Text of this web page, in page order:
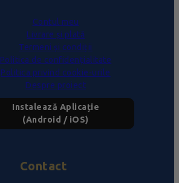
Contul meu
Livrare și plată
Termeni și condiții
Politica de confidențialitate
Politica privind cookie-urile
Despre proiect
Instalează Aplicație
(Android / iOS)
Contact